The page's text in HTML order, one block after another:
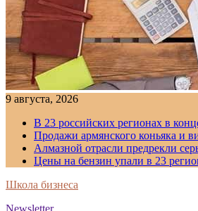
9 августа, 2026
В 23 российских регионах в
Продажи армянского коньяка и
Алмазной отрасли предрекли
Цены на бензин упали в 23
Школа бизнеса
Newsletter